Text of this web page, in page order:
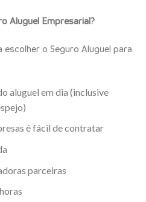
Aluguel Empresarial?
o Seguro Aluguel para
aluguel em dia (inclusive
é fácil de contratar
parceiras